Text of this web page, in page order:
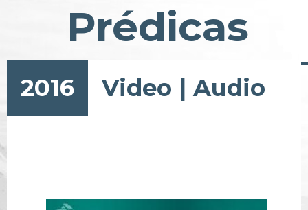
Prédicas
2016 Video | Audio
Paginación